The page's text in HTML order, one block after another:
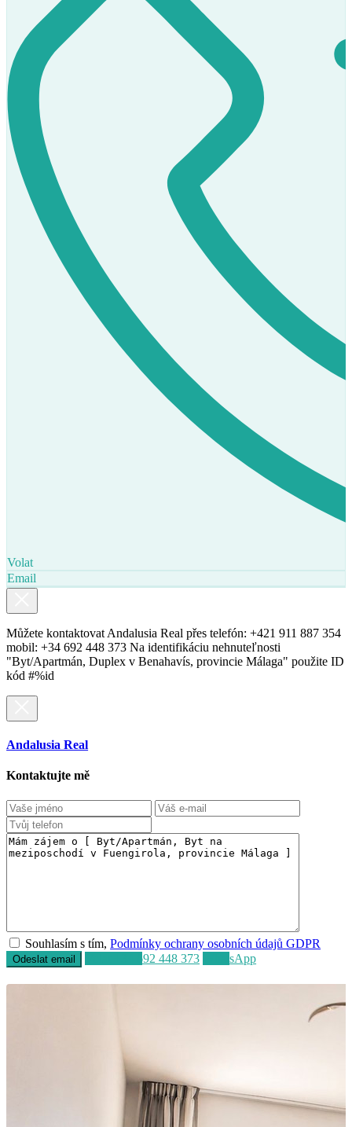
Volat
Email
Můžete kontaktovat Andalusia Real přes telefón: +421 911 887 354
mobil: +34 692 448 373 Na identifikáciu nehnuteľnosti
"Byt/Apartmán, Duplex v Benahavís, provincie Málaga" použite ID
kód #%id
Andalusia Real
Kontaktujte mě
Souhlasím s tím,Podmínky ochrany osobních údajů GDPR
+34 692 448 373 WhatsApp